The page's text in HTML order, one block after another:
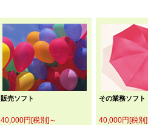
販売ソフト
40,000円[税別]～
その業務ソフト
40,000円[税別]